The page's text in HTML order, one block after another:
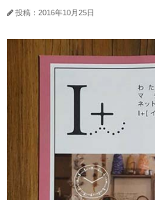
投稿：2016年10月25日